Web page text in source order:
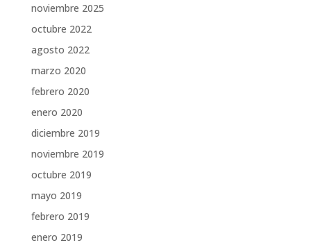
noviembre 2025
octubre 2022
agosto 2022
marzo 2020
febrero 2020
enero 2020
diciembre 2019
noviembre 2019
octubre 2019
mayo 2019
febrero 2019
enero 2019